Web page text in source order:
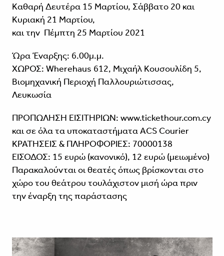
Καθαρή Δευτέρα 15 Μαρτίου, Σάββατο 20 και
Κυριακή 21 Μαρτίου,
και την Πέμπτη 25 Μαρτίου 2021
Ώρα Έναρξης: 6.00μ.μ.
ΧΩΡΟΣ: Wherehaus 612, Μιχαήλ Κουσουλίδη 5,
Βιομηχανική Περιοχή Παλλουριώτισσας,
Λευκωσία
ΠΡΟΠΩΛΗΣΗ ΕΙΣΙΤΗΡΙΩΝ: www.tickethour.com.cy
και σε όλα τα υποκαταστήματα ACS Courier
ΚΡΑΤΗΣΕΙΣ & ΠΛΗΡΟΦΟΡΙΕΣ: 70000138
ΕΙΣΟΔΟΣ: 15 ευρώ (κανονικό), 12 ευρώ (μειωμένο)
Παρακαλούνται οι θεατές όπως βρίσκονται στο
χώρο του θεάτρου τουλάχιστον μισή ώρα πριν
την έναρξη της παράστασης